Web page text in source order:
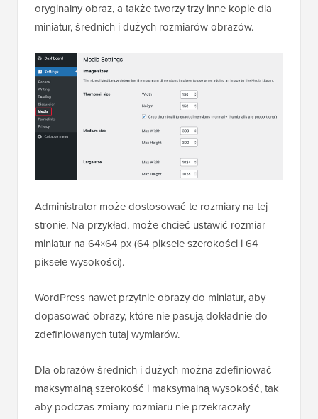
oryginalny obraz, a także tworzy trzy inne kopie dla
miniatur, średnich i dużych rozmiarów obrazów.
Administrator może dostosować te rozmiary na tej
stronie. Na przykład, może chcieć ustawić rozmiar
miniatur na 64×64 px (64 piksele szerokości i 64
piksele wysokości).
WordPress nawet przytnie obrazy do miniatur, aby
dopasować obrazy, które nie pasują dokładnie do
zdefiniowanych tutaj wymiarów.
Dla obrazów średnich i dużych można zdefiniować
maksymalną szerokość i maksymalną wysokość, tak
aby podczas zmiany rozmiaru nie przekraczały